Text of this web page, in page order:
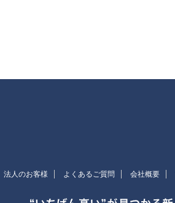
法人のお客様 よくあるご質問 会社概要